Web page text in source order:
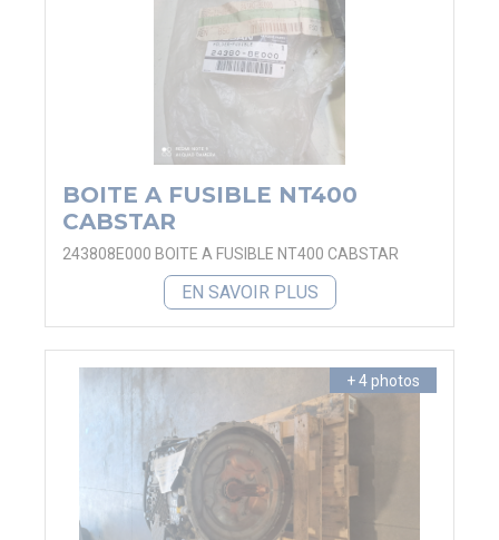
BOITE A FUSIBLE NT400
CABSTAR
243808E000 BOITE A FUSIBLE NT400 CABSTAR
EN SAVOIR PLUS
+ 4 photos